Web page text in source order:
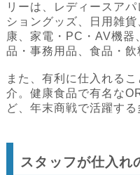
リーは、レディースア
ショングッズ、日用雑
康、家電・PC・AV機器
品・事務用品、食品・飲
また、有利に仕入れる
介。健康食品で有名な
ど、年末商戦で活躍す
スタッフが仕入れ